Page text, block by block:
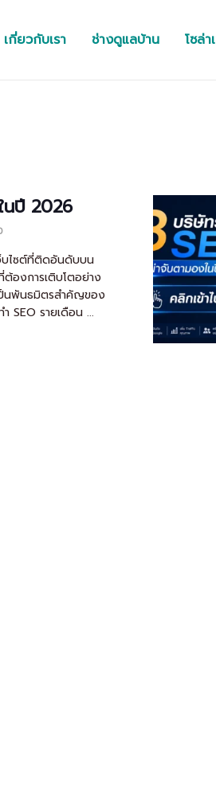
เกี่ยวกับเรา ช่างดูแลบ้าน โซล่า
นปี 2026
บไซต์ที่ติดอันดับบน
องการเติบโตอย่าง
นพันธมิตรสำคัญของ
SEO รายเดือน ...